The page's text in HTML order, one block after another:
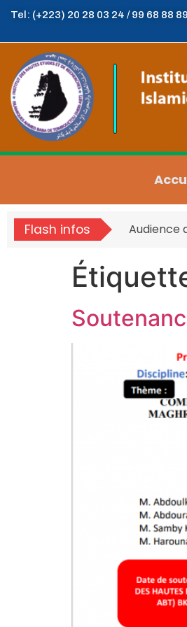
Tel: (+223) 20 28 03 24 / 99 68 88 89
Flash infos Audience